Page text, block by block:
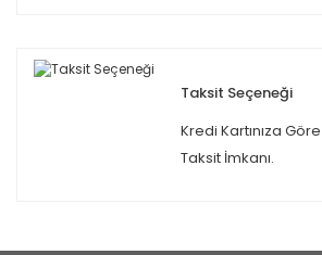
Taksit Seçeneği
Kredi Kartınıza
Taksit İmkanı.